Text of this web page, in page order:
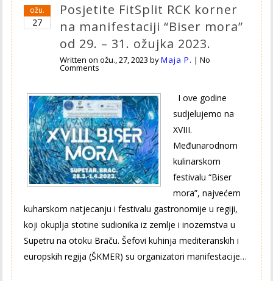
ožu.
27
Posjetite FitSplit RCK korner
na manifestaciji “Biser mora”
od 29. – 31. ožujka 2023.
Written onožu., 27, 2023 byMaja P. |No
Comments
I ove godine
sudjelujemo na
XVIII.
Međunarodnom
kulinarskom
festivalu “Biser
mora”, najvećem
kuharskom natjecanju i festivalu gastronomije u regiji,
koji okuplja stotine sudionika iz zemlje i inozemstva u
Supetru na otoku Braču. Šefovi kuhinja mediteranskih i
europskih regija (ŠKMER) su organizatori manifestacije…